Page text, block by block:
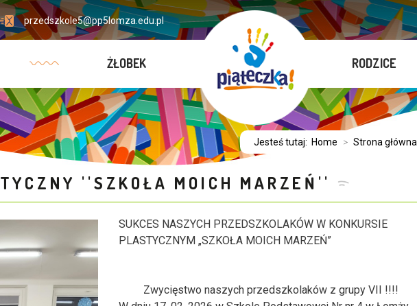
przedszkole5@pp5lomza.edu.pl
ŻŁOBEK RODZICE
Jesteś tutaj: Home > Strona główna
''SZKOŁA MOICH MARZEŃ''
SUKCES NASZYCH PRZEDSZKOLAKÓW W KONKURSIE
PLASTYCZNYM „SZKOŁA MOICH MARZEŃ”
Zwycięstwo naszych przedszkolaków z grupy VII !!!!